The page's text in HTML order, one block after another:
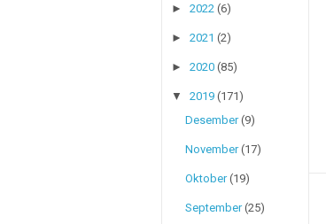
►2022 (6)
►2021 (2)
►2020 (85)
▼ 2019 (171)
Desember (9)
November (17)
Oktober (19)
September (25)